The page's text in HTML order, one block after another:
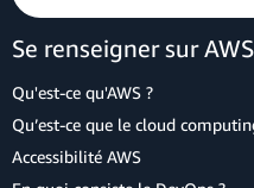
Se renseigner sur AWS
Qu'est-ce qu'AWS ?
Qu’est-ce que le cloud
Accessibilité AWS